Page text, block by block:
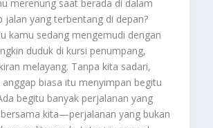
merenung saat berada di dalam
jalan yang terbentang di depan?
kamu sedang mengemudi dengan
duduk di kursi penumpang,
melayang. Tanpa kita sadari,
biasa itu menyimpan begitu
begitu banyak perjalanan yang
kita—perjalanan yang bukan